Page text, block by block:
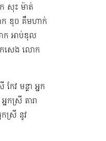
សុះ ម៉ាត់
ឌុច គឹមហាក់
ក អាប់ឌុល
េង លោក​
វ មន្ថា អ្នក
កស្រី តារា
ស្រី នូវ